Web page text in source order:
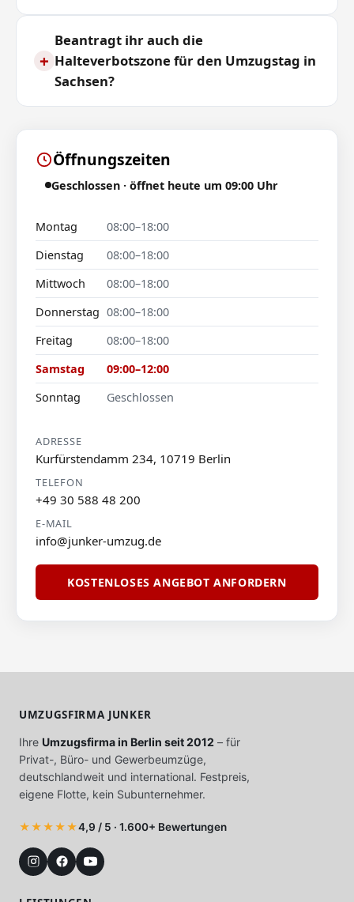
+
Beantragt ihr auch die
Halteverbotszone für den Umzugstag in
Sachsen?
Öffnungszeiten
Geschlossen · öffnet heute um 09:00 Uhr
Montag
08:00–18:00
Dienstag
08:00–18:00
Mittwoch
08:00–18:00
Donnerstag 08:00–18:00
Freitag
08:00–18:00
Samstag
09:00–12:00
Sonntag
Geschlossen
ADRESSE
Kurfürstendamm 234, 10719 Berlin
TELEFON
+49 30 588 48 200
E-MAIL
info@junker-umzug.de
KOSTENLOSES ANGEBOT ANFORDERN
UMZUGSFIRMA JUNKER
Ihre Umzugsfirma in Berlin seit 2012 – für
Privat-, Büro- und Gewerbeumzüge,
deutschlandweit und international. Festpreis,
eigene Flotte, kein Subunternehmer.
★★★★★4,9 / 5 · 1.600+ Bewertungen